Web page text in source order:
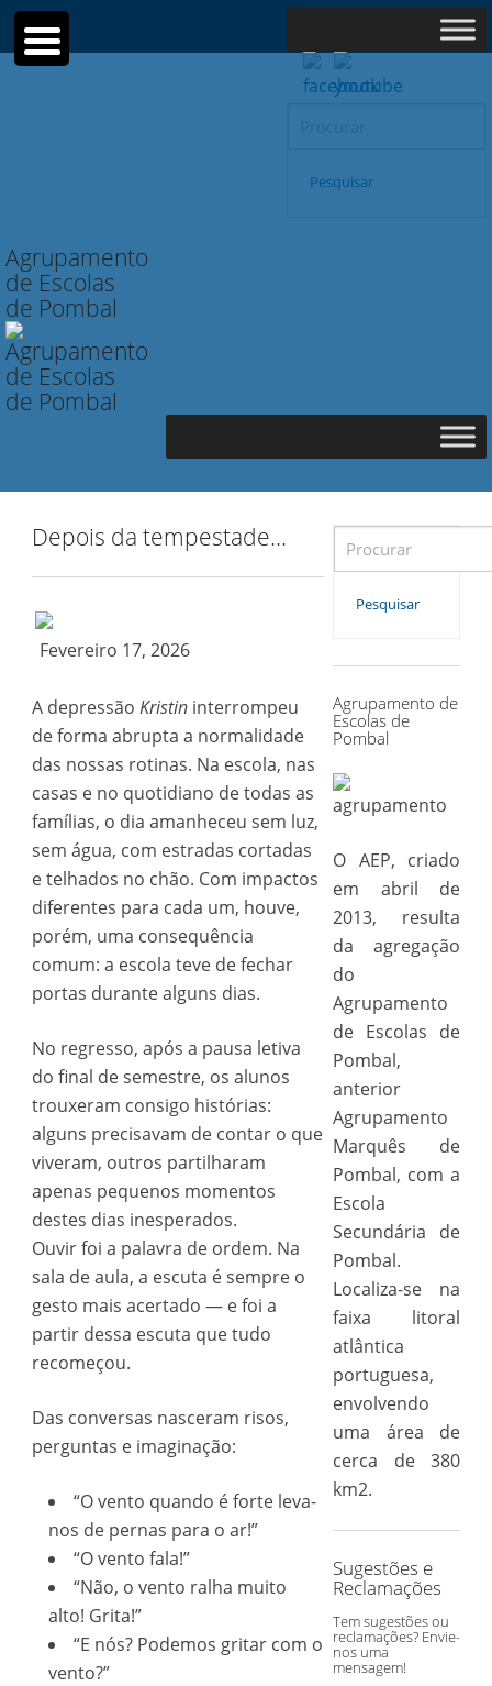
Pesquisar
Agrupamento
de Escolas
de Pombal
Depois da tempestade…
Fevereiro 17, 2026
A depressão Kristininterrompeu
de forma abrupta a normalidade
das nossas rotinas. Na escola, nas
casas e no quotidiano de todas as
famílias, o dia amanheceu sem luz,
sem água, com estradas cortadas
e telhados no chão. Com impactos
diferentes para cada um, houve,
porém, uma consequência
comum: a escola teve de fechar
portas durante alguns dias.
No regresso, após a pausa letiva
do final de semestre, os alunos
trouxeram consigo histórias:
alguns precisavam de contar o que
viveram, outros partilharam
apenas pequenos momentos
destes dias inesperados.
Ouvir foi a palavra de ordem. Na
sala de aula, a escuta é sempre o
gesto mais acertado — e foi a
partir dessa escuta que tudo
recomeçou.
Das conversas nasceram risos,
perguntas e imaginação:
“O vento quando é forte leva-
nos de pernas para o ar!”
“O vento fala!”
“Não, o vento ralha muito
alto! Grita!”
“E nós? Podemos gritar com o
vento?”
Search
for:
Pesquisar
Agrupamento de
Escolas de
Pombal
O AEP, criado
em abril de
2013, resulta
da agregação
do
Agrupamento
de Escolas de
Pombal,
anterior
Agrupamento
Marquês de
Pombal, com a
Escola
Secundária de
Pombal.
Localiza-se na
faixa litoral
atlântica
portuguesa,
envolvendo
uma área de
cerca de 380
km2.
Sugestões e
Reclamações
Tem sugestões ou
reclamações? Envie-
nos uma
mensagem!